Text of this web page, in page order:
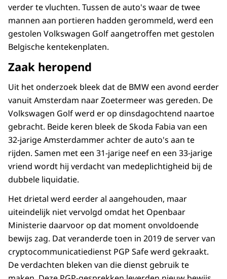
verder te vluchten. Tussen de auto's waar de twee
mannen aan portieren hadden gerommeld, werd een
gestolen Volkswagen Golf aangetroffen met gestolen
Belgische kentekenplaten.
Zaak heropend
Uit het onderzoek bleek dat de BMW een avond eerder
vanuit Amsterdam naar Zoetermeer was gereden. De
Volkswagen Golf werd er op dinsdagochtend naartoe
gebracht. Beide keren bleek de Skoda Fabia van een
32-jarige Amsterdammer achter de auto's aan te
rijden. Samen met een 31-jarige neef en een 33-jarige
vriend wordt hij verdacht van medeplichtigheid bij de
dubbele liquidatie.
Het drietal werd eerder al aangehouden, maar
uiteindelijk niet vervolgd omdat het Openbaar
Ministerie daarvoor op dat moment onvoldoende
bewijs zag. Dat veranderde toen in 2019 de server van
cryptocommunicatiedienst PGP Safe werd gekraakt.
De verdachten bleken van die dienst gebruik te